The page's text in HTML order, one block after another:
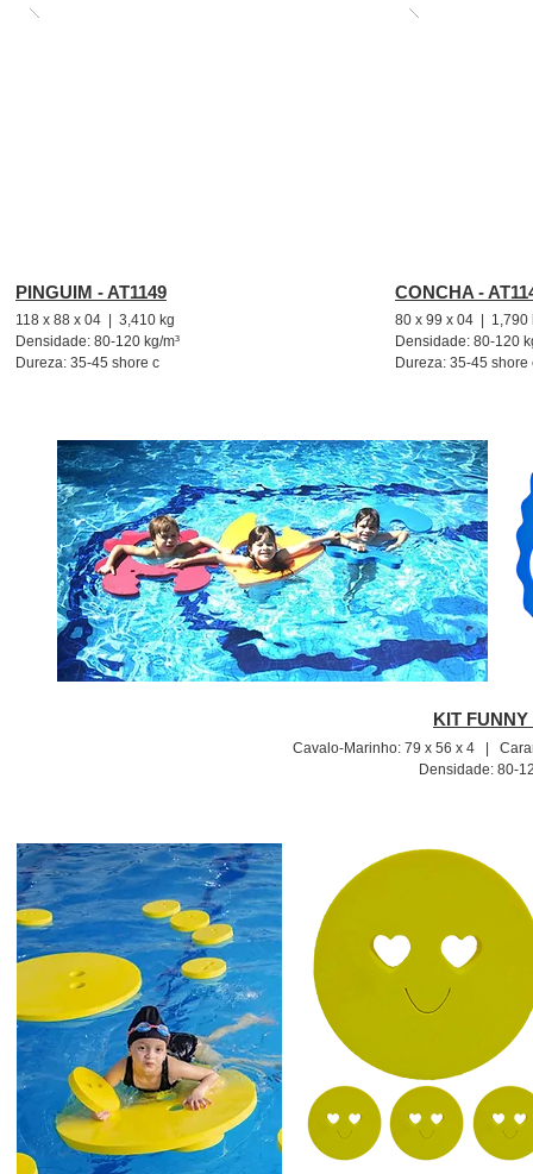
PINGUIM - AT1149
118 x 88 x 04 | 3,410 kg
Densidade: 80-120 kg/m³
Dureza: 35-45 shore c
CONCHA -
80 x 99 x 04 | 1,790
Densidade: 80-120
Dureza: 35-45 shore
KIT
Cavalo-Marinho: 79 x 56 x 4 |
Densidade: 80-